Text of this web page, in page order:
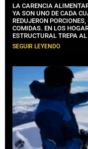
LA CARENCIA
YA SON UNO DE CADA
REDUJERON
COMIDAS. EN LOS
ESTRUCTURAL TREPA
SEGUIR LEYENDO